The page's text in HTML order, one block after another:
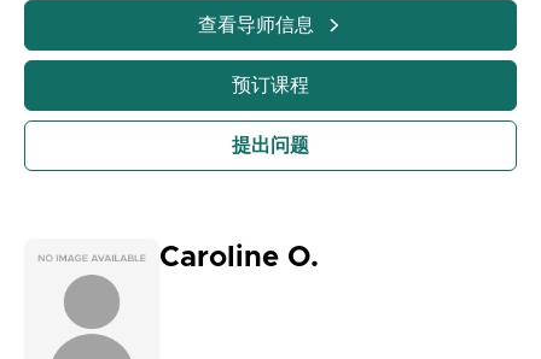
业和考试准备。我营造一个友好和支持的环境，让学生在
自己的节奏下感到舒适地提出问题和学习。如果您觉得化
学很难，别担心——我在这里让它变得简单并帮助您取得
成功。联系我，让我们一起开始进步吧！
查看导师信息
预订课程
提出问题
Caroline O.